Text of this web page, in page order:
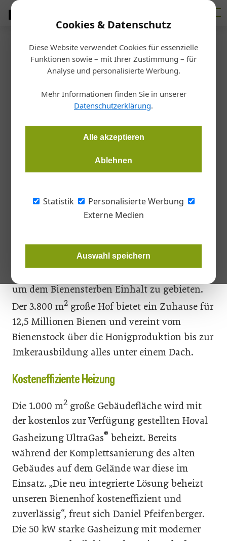
Cookies & Datenschutz
Diese Website verwendet Cookies für essenzielle
Funktionen sowie – mit Ihrer Zustimmung – für
Analyse und personalisierte Werbung.
Mehr Informationen finden Sie in unserer
Datenschutzerklärung.
Alle akzeptieren
Ablehnen
Statistik
Personalisierte Werbung
Externe Medien
Auswahl speichern
Startseite/ Betrieb
Hoval unterstützt Bienen-
Projekt
Im Bienenhof in Salzburg sorgt eine Gasheizung von Hoval
immer für die richtige Temperatur.
Die Planung des Bienenhofs begann Ende
2017. Die Bauzeit betrug dank Investoren und
Pfeifenberger, Vorsitzender des Vereins
Bienenlieb, widmete sich schon davor intensiv
um dem Bienensterben Einhalt zu gebieten.
Der 3.800 m2 große Hof bietet ein Zuhause für
12,5 Millionen Bienen und vereint vom
Bienenstock über die Honigproduktion bis zur
Imkerausbildung alles unter einem Dach.
Kosteneffiziente Heizung
Die 1.000 m2 große Gebäudefläche wird mit
der kostenlos zur Verfügung gestellten Hoval
Gasheizung UltraGas® beheizt. Bereits
während der Komplettsanierung des alten
Gebäudes auf dem Gelände war diese im
Einsatz. „Die neu integrierte Lösung beheizt
unseren Bienenhof kosteneffizient und
zuverlässig“, freut sich Daniel Pfeifenberger.
Die 50 kW starke Gasheizung mit moderner